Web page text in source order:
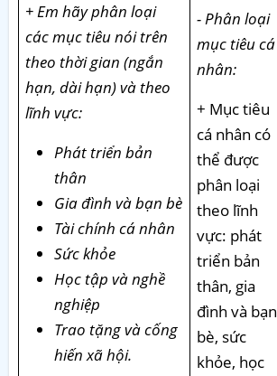
+ Em hãy phân loại
các mục tiêu nói trên
theo thời gian (ngắn
hạn, dài hạn) và theo
lĩnh vực:
Phát triển bản
thân
Gia đình và bạn bè
Tài chính cá nhân
Sức khỏe
Học tập và nghề
nghiệp
Trao tặng và cống
hiến xã hội.
- Phân loại
mục tiêu cá
nhân:
+ Mục tiêu
cá nhân có
thể được
phân loại
theo lĩnh
vực: phát
triển bản
thân, gia
đình và bạn
bè, sức
khỏe, học